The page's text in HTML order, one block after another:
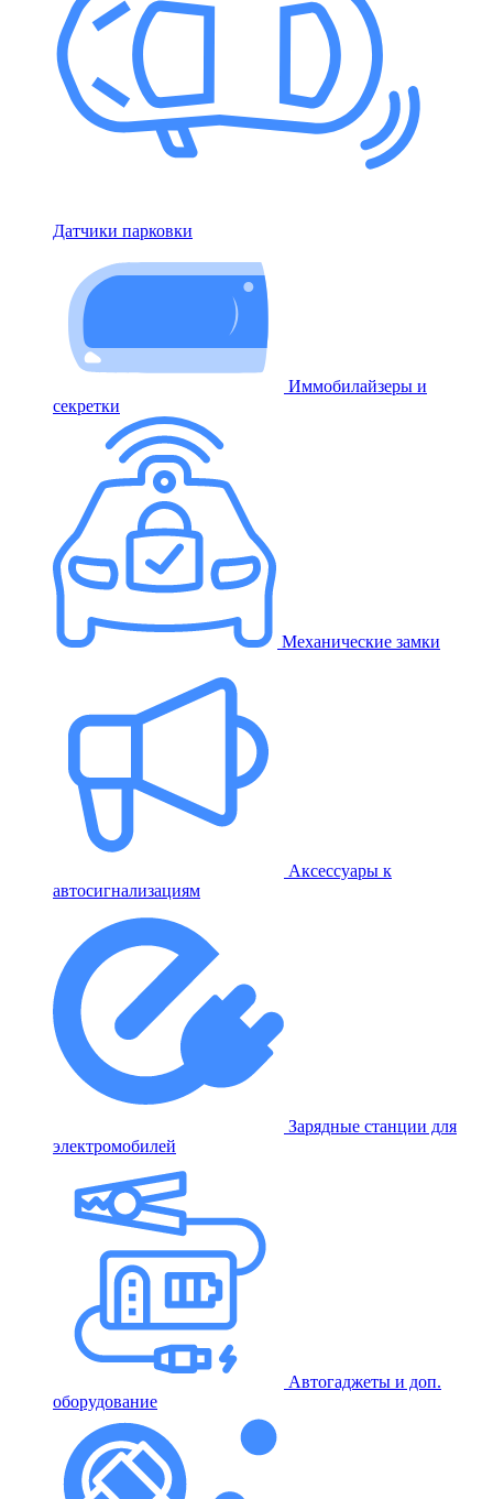
Датчики парковки
Иммобилайзеры и
секретки
Механические замки
Аксессуары к
автосигнализациям
Зарядные станции для
электромобилей
Автогаджеты и доп.
оборудование